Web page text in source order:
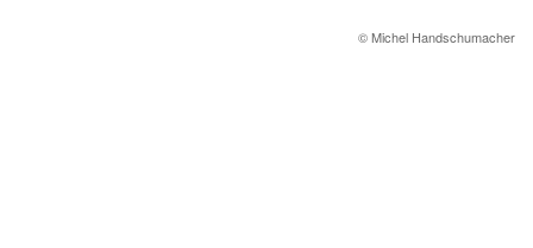
© Michel Handschumacher